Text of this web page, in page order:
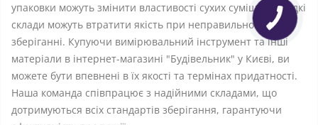
упаковки можуть змінити властивості сухих сумішей, а рідкі
склади можуть втратити якість при неправильному
зберіганні. Купуючи вимірювальний інструмент та інші
матеріали в інтернет-магазині "Будівельник" у Києві, ви
можете бути впевнені в їх якості та термінах придатності.
Наша команда співпрацює з надійними складами, що
дотримуються всіх стандартів зберігання, гарантуючи